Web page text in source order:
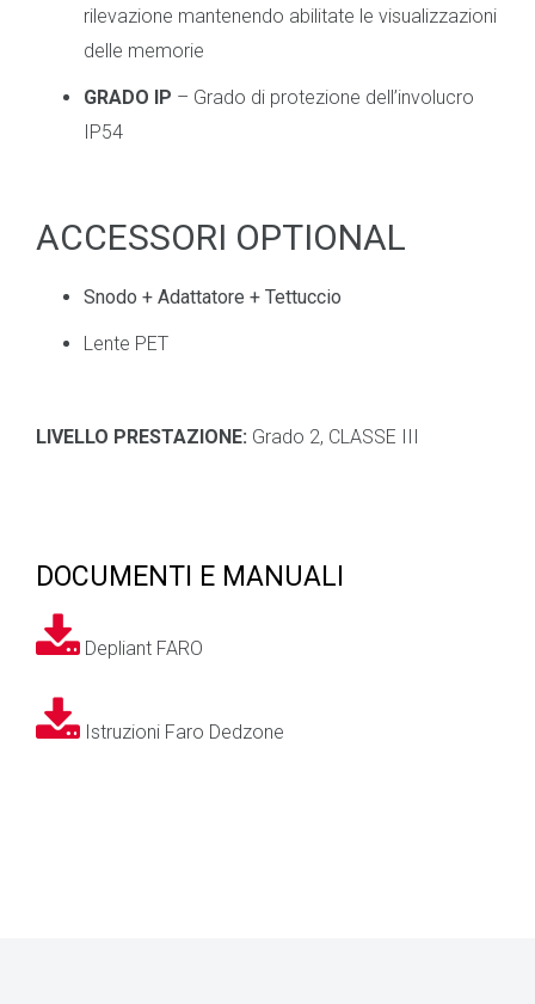
rilevazione mantenendo abilitate le visualizzazioni
delle memorie
GRADO IP – Grado di protezione dell’involucro
IP54
ACCESSORI OPTIONAL
Snodo + Adattatore + Tettuccio
Lente PET
LIVELLO PRESTAZIONE: Grado 2, CLASSE III
DOCUMENTI E MANUALI
Depliant FARO
Istruzioni Faro Dedzone